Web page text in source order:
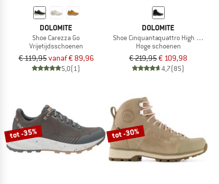
DOLOMITE
Shoe Carezza Go
Vrijetijdsschoenen
€ 119,95vanaf € 89,96
5,0(1)
DOLOMITE
Shoe Cinquantaquattro High Fg GTX
Hoge schoenen
€ 219,95€ 109,98
4,7(85)
tot -35% tot -30%